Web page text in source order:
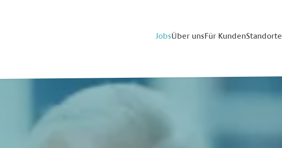
JobsÜber unsFür KundenStandorte